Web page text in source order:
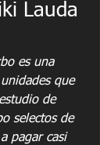
Lauda
es una
que
de
selectos de
pagar casi